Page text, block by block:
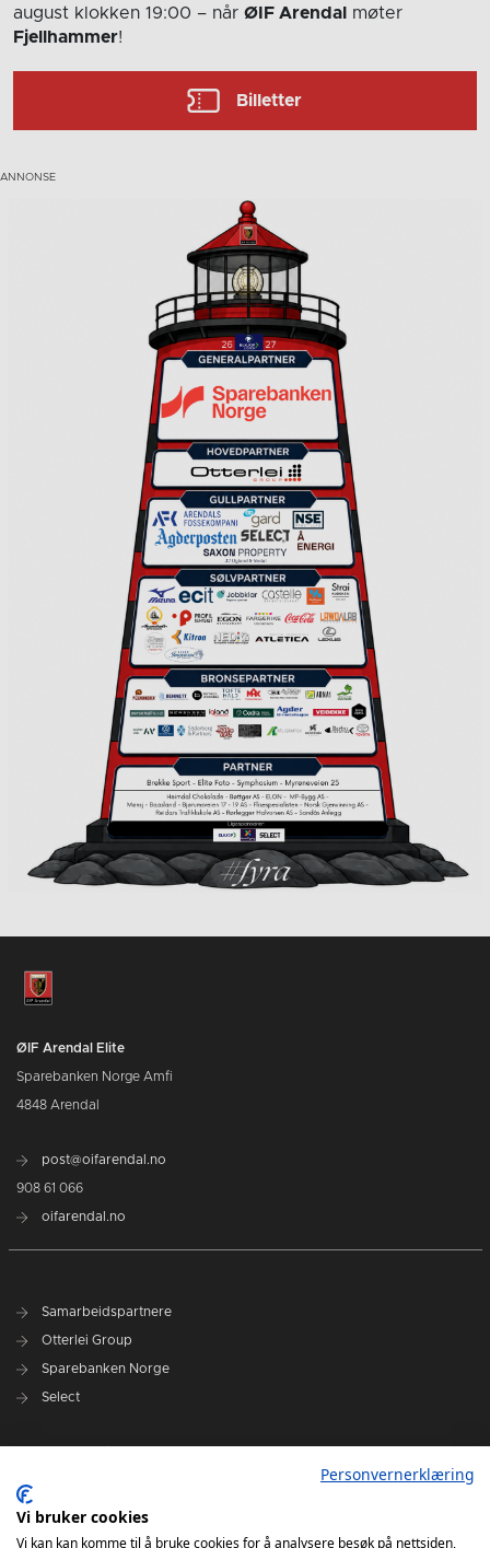
august klokken 19:00 – når ØIF Arendal
møter
Fjellhammer!
Billetter
ØIF Arendal Elite
Sparebanken Norge Amfi
4848 Arendal
post@oifarendal.no
908 61 066
oifarendal.no
Samarbeidspartnere
Otterlei Group
Sparebanken Norge
Select
Spillerstall
Administrasjon
Personvernerklæring
Vi bruker cookies
Vi kan kan komme til å bruke cookies for å analysere besøk på nettsiden,